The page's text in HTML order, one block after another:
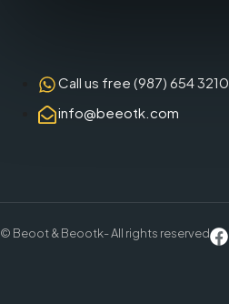
Call us free (987) 654 3210
info@beeotk.com
© Beoot & Beootk- All rights reserved